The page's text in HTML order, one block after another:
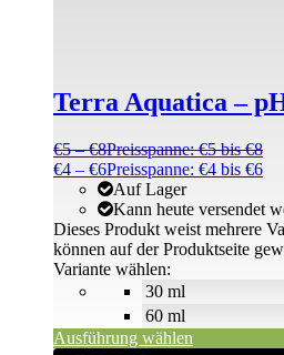
Terra Aquatica –
€5 –€8Preisspanne: €5 bis €8
€4 – €6Preisspanne: €4 bis €6
30 ml
60 ml
Auf Lager
Kann heute versendet
Variante wählen:
Ausführung wählen
Dieses Produkt weist mehrere
können auf der Produktseite